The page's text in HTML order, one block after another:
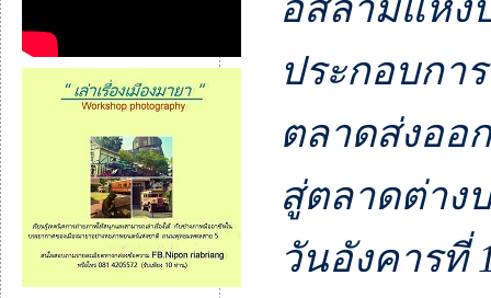
อิสลามแห่ง
ประกอบกา
ตลาดส่งออ
สู่ตลาดต่าง
วันอังคารที่